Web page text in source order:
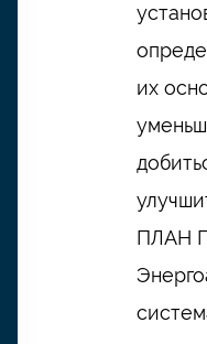
их
ПЛАН